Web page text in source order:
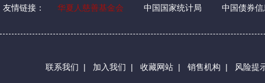
友情链接： 华夏人慈善基金会 中国国家统计局 中国债券信
联系我们 | 加入我们 | 收藏网站 | 销售机构 | 风险提